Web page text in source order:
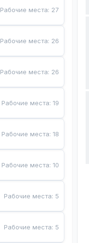
Рабочие места: 27
Рабочие места: 26
Рабочие места: 26
Рабочие места:19
Рабочие места:18
Рабочие места:10
Рабочие места: 5
Рабочие места: 5